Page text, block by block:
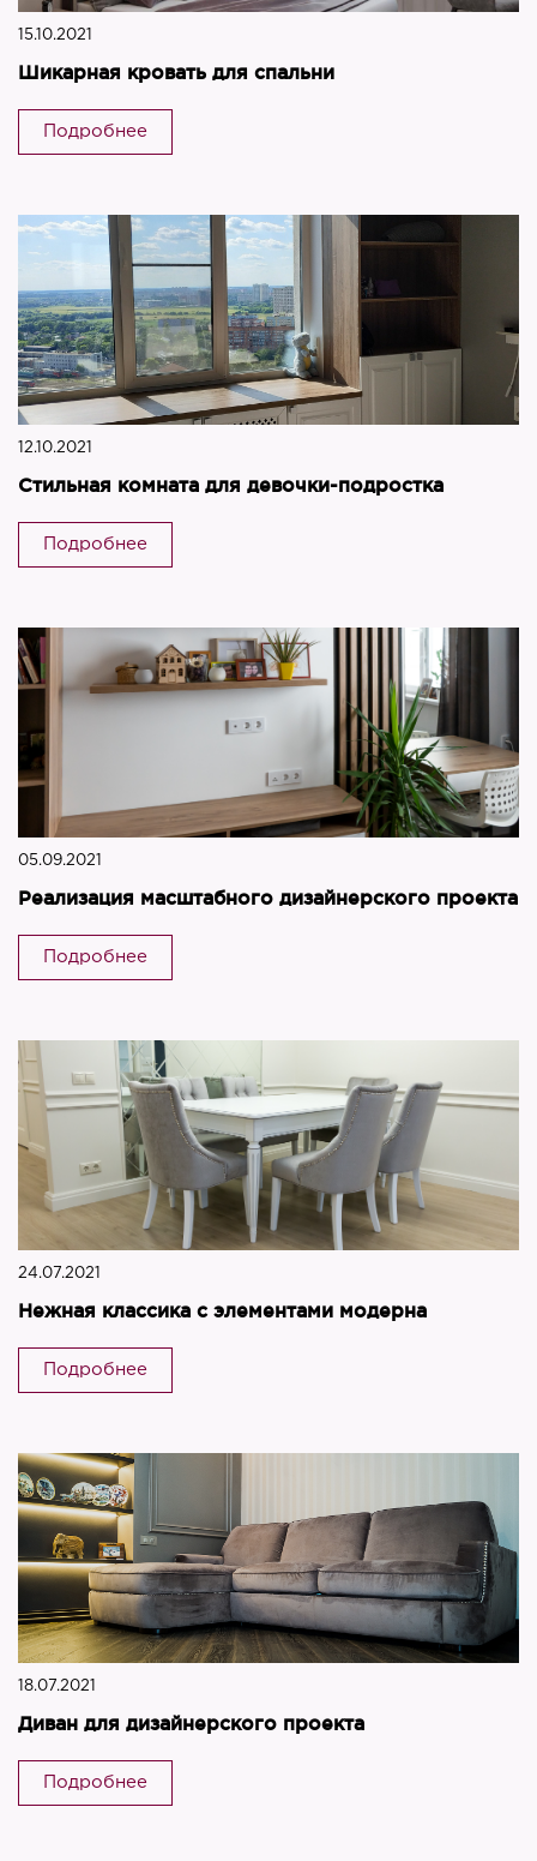
15.10.2021
Шикарная кровать для спальни
Подробнее
12.10.2021
Стильная комната для девочки-подростка
Подробнее
05.09.2021
Реализация масштабного дизайнерского проекта
Подробнее
24.07.2021
Нежная классика с элементами модерна
Подробнее
18.07.2021
Диван для дизайнерского проекта
Подробнее